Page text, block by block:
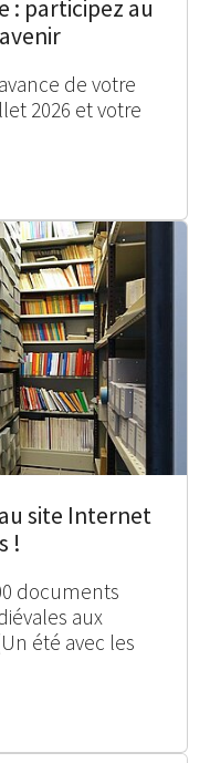
: participez au
de votre
2026 et votre
site Internet
!
documents
aux
été avec les